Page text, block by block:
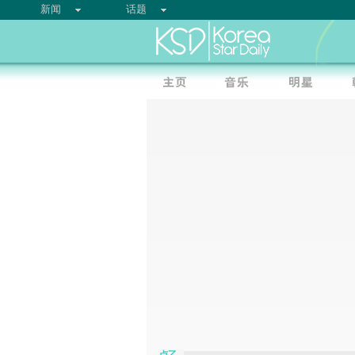
新闻 话题